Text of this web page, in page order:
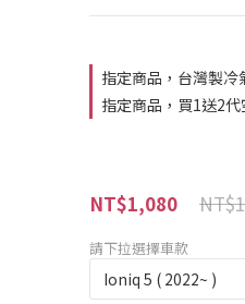
指定商品，台灣製冷
指定商品，買1送2代
NT$1,080
請下拉選擇車款